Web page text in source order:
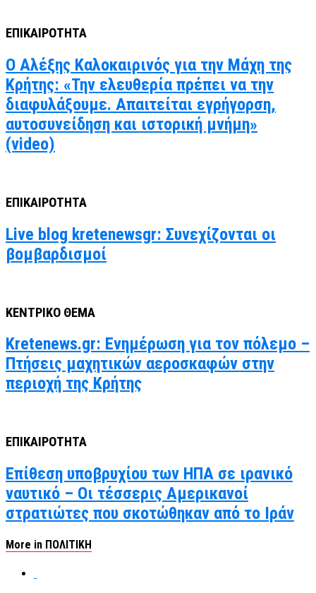
ΕΠΙΚΑΙΡΟΤΗΤΑ
Ο Αλέξης Καλοκαιρινός για την Μάχη της
Κρήτης: «Την ελευθερία πρέπει να την
διαφυλάξουμε. Απαιτείται εγρήγορση,
αυτοσυνείδηση και ιστορική μνήμη»
(video)
ΕΠΙΚΑΙΡΟΤΗΤΑ
Live blog kretenewsgr: Συνεχίζονται οι
βομβαρδισμοί
ΚΕΝΤΡΙΚΟ ΘΕΜΑ
Kretenews.gr: Ενημέρωση για τον πόλεμο –
Πτήσεις μαχητικών αεροσκαφών στην
περιοχή της Κρήτης
ΕΠΙΚΑΙΡΟΤΗΤΑ
Επίθεση υποβρυχίου των ΗΠΑ σε ιρανικό
ναυτικό – Οι τέσσερις Αμερικανοί
στρατιώτες που σκοτώθηκαν από το Ιράν
More in ΠΟΛΙΤΙΚΗ